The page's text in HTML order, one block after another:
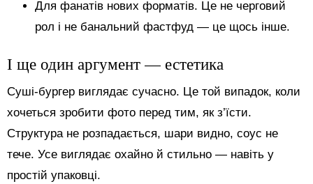
Для фанатів нових форматів. Це не черговий
рол і не банальний фастфуд — це щось інше.
І ще один аргумент — естетика
Суші-бургер виглядає сучасно. Це той випадок, коли
хочеться зробити фото перед тим, як з’їсти.
Структура не розпадається, шари видно, соус не
тече. Усе виглядає охайно й стильно — навіть у
простій упаковці.